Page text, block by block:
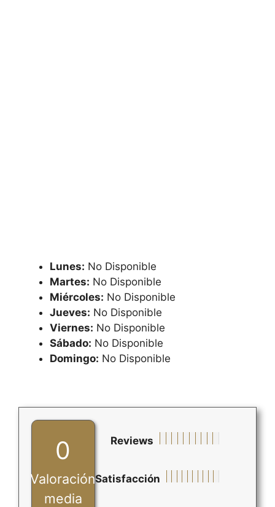
Lunes: No Disponible
Martes: No Disponible
Miércoles: No Disponible
Jueves: No Disponible
Viernes: No Disponible
Sábado: No Disponible
Domingo: No Disponible
0
Valoración
media
Reviews
Satisfacción